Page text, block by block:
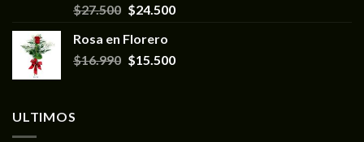
$27.500 $24.500
Rosa en Florero
$16.990 $15.500
ULTIMOS